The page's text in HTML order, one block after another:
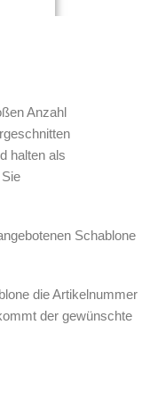
Anzahl
halten als
Schablone
die Artikelnummer
der gewünschte